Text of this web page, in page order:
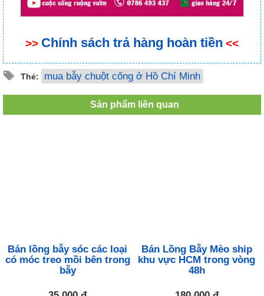
>> Chính sách trả hàng hoàn tiền <<
Thẻ: mua bẫy chuột cống ở Hồ Chí Minh
Sản phẩm liên quan
Bán lồng bẫy sóc các loại
có móc treo mồi bên trong
bẫy
Bán Lồng Bẫy Mèo ship
khu vực HCM trong vòng
48h